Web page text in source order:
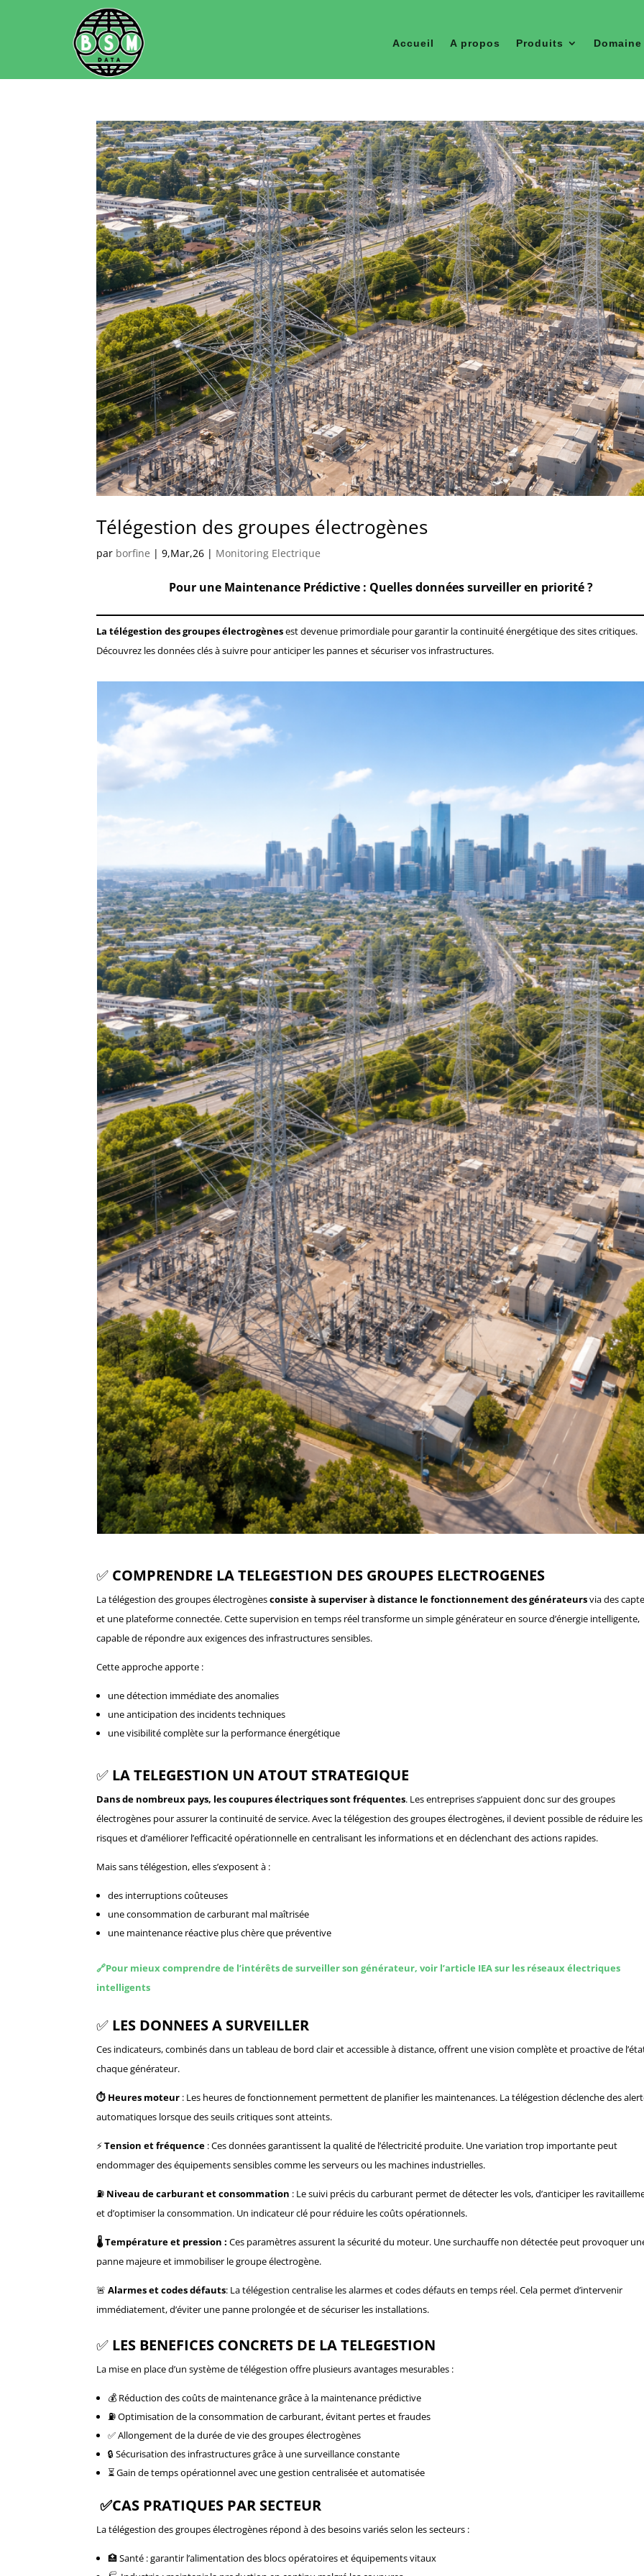
Accueil A propos Produits
Télégestion des groupes électrogènes
par borfine |9,Mar,26 | Monitoring Electrique
Pour une Maintenance Prédictive : Quelles données surveiller en priorité ?
La télégestion des groupes électrogènesest devenue primordiale pour garantir la continuité énergétique des sites critiques.
Découvrez les données clés à suivre pour anticiper les pannes et sécuriser vos infrastructures.
✅ COMPRENDRE LA TELEGESTION DES GROUPES ELECTROGENES
La télégestion des groupes électrogènesconsiste à superviser à distance le fonctionnement des générateursvia des
et une plateforme connectée. Cette supervision en temps réel transforme un simple générateur en source d’énergie intelligente,
capable de répondre aux exigences des infrastructures sensibles.
Cette approche apporte :
une détection immédiate des anomalies
une anticipation des incidents techniques
une visibilité complète sur la performance énergétique
✅ LA TELEGESTION UN ATOUT STRATEGIQUE
Dans de nombreux pays, les coupures électriques sont fréquentes. Les entreprises s’appuient donc sur des groupes
électrogènes pour assurer la continuité de service. Avec la télégestion des groupes électrogènes, il devient possible de réduire les
risques et d’améliorer l’efficacité opérationnelle en centralisant les informations et en déclenchant des actions rapides.
Mais sans télégestion, elles s’exposent à :
des interruptions coûteuses
une consommation de carburant mal maîtrisée
une maintenance réactive plus chère que préventive
🔗Pour mieux comprendre de l’intérêts de surveiller son générateur, voir l’article IEA sur les réseaux électriques
intelligents
✅ LES DONNEES A SURVEILLER
Ces indicateurs, combinés dans un tableau de bord clair et accessible à distance, offrent une vision complète et proactive de
chaque générateur.
⏱️ Heures moteur : Les heures de fonctionnement permettent de planifier les maintenances. La télégestion déclenche des
automatiques lorsque des seuils critiques sont atteints.
⚡Tension et fréquence : Ces données garantissent la qualité de l’électricité produite. Une variation trop importante peut
endommager des équipements sensibles comme les serveurs ou les machines industrielles.
⛽ Niveau de carburant et consommation : Le suivi précis du carburant permet de détecter les vols, d’anticiper les
et d’optimiser la consommation. Un indicateur clé pour réduire les coûts opérationnels.
🌡️ Température et pression : Ces paramètres assurent la sécurité du moteur. Une surchauffe non détectée peut provoquer
panne majeure et immobiliser le groupe électrogène.
🚨Alarmes et codes défauts: La télégestion centralise les alarmes et codes défauts en temps réel. Cela permet d’intervenir
immédiatement, d’éviter une panne prolongée et de sécuriser les installations.
✅ LES BENEFICES CONCRETS DE LA TELEGESTION
La mise en place d’un système de télégestion offre plusieurs avantages mesurables :
💰 Réduction des coûts de maintenance grâce à la maintenance prédictive
⛽ Optimisation de la consommation de carburant, évitant pertes et fraudes
✅ Allongement de la durée de vie des groupes électrogènes
🔒 Sécurisation des infrastructures grâce à une surveillance constante
⏳ Gain de temps opérationnel avec une gestion centralisée et automatisée
✅CAS PRATIQUES PAR SECTEUR
La télégestion des groupes électrogènes répond à des besoins variés selon les secteurs :
🏥 Santé : garantir l’alimentation des blocs opératoires et équipements vitaux